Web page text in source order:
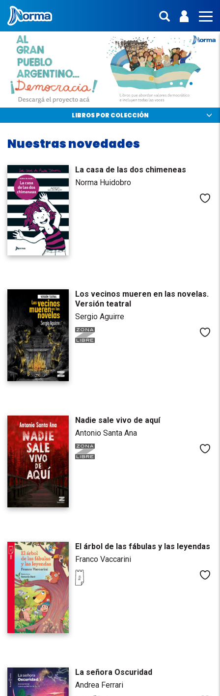
Mostras
ENTRA |
Norma.
Libros
infantiles
LIBROS POR COLECCIÓN
Nuestras novedades
La casa de las dos chimeneas
Norma Huidobro
Los vecinos mueren en las novelas.
Versión teatral
Sergio Aguirre
Nadie sale vivo de aquí
Antonio Santa Ana
El árbol de las fábulas y las leyendas
Franco Vaccarini
La señora Oscuridad
Andrea Ferrari